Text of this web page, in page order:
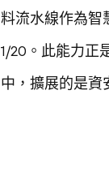
料流水線作為智
1/20。此能力正
中，擴展的是資